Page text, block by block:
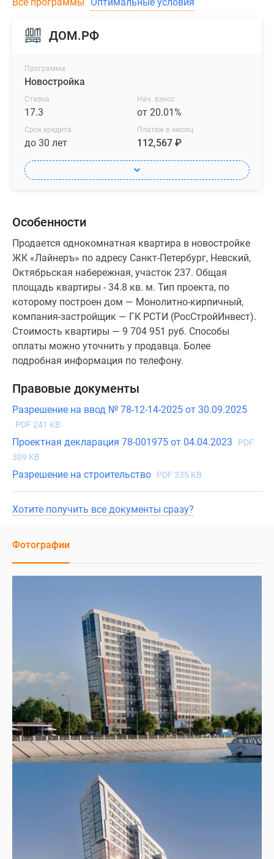
Все программы Оптимальные условия
ДОМ.РФ
Программа
Новостройка
Ставка
17.3
Нач. взнос
от 20.01%
Срок кредита
до 30 лет
Платеж в месяц
112,567 ₽
Особенности
Продается однокомнатная квартира в новостройке
ЖК «Лайнеръ» по адресу Санкт-Петербург, Невский,
Октябрьская набережная, участок 237. Общая
площадь квартиры - 34.8 кв. м. Тип проекта, по
которому построен дом — Монолитно-кирпичный,
компания-застройщик — ГК РСТИ (РосСтройИнвест).
Стоимость квартиры — 9 704 951 руб. Способы
оплаты можно уточнить у продавца. Более
подробная информация по телефону.
Правовые документы
Разрешение на ввод № 78-12-14-2025 от 30.09.2025
PDF 241 KB
Проектная декларация 78-001975 от 04.04.2023
PDF
309 KB
Разрешение на строительство PDF 335 KB
Хотите получить все документы сразу?
Фотографии